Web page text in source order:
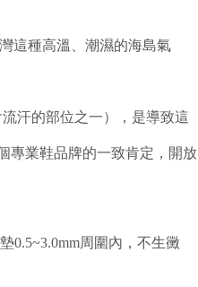
這種高溫、潮濕的海島氣
汗的部位之一），是導致這
專業鞋品牌的一致肯定，開放
0.5~3.0mm周圍內，不生黴